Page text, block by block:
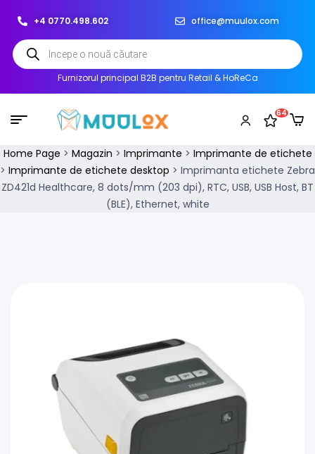
+4 0770.498.602 office@muulox.com
Furnizorul principal B2B pentru Retail & HoReCa
64
Home Page > Magazin > Imprimante > Imprimante de etichete
> Imprimante de etichete desktop > Imprimanta etichete Zebra
ZD421d Healthcare, 8 dots/mm (203 dpi), RTC, USB, USB Host, BT
(BLE), Ethernet, white